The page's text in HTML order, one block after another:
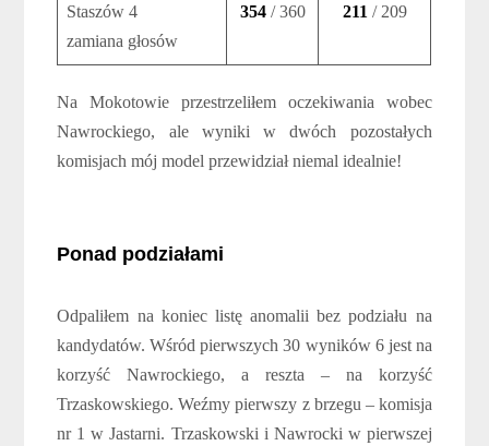
Staszów 4
zamiana głosów
354/ 360 211 / 209
Na Mokotowie przestrzeliłem oczekiwania wobec
Nawrockiego, ale wyniki w dwóch pozostałych
komisjach mój model przewidział niemal idealnie!
Ponad podziałami
Odpaliłem na koniec listę anomalii bez podziału na
kandydatów. Wśród pierwszych 30 wyników 6 jest na
korzyść Nawrockiego, a reszta – na korzyść
Trzaskowskiego. Weźmy pierwszy z brzegu – komisja
nr 1 w Jastarni. Trzaskowski i Nawrocki w pierwszej